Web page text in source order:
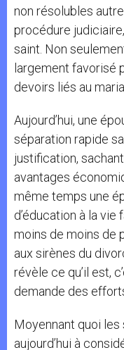
non résolubles
procédure
saint. Non
largement favorisé
devoirs liés au
Aujourd’hui, une
séparation rapide
justification,
avantages
même temps une
d’éducation à la vie
moins de moins de
aux sirènes du
révèle ce qu’il est,
demande des
Moyennant quoi
aujourd’hui à